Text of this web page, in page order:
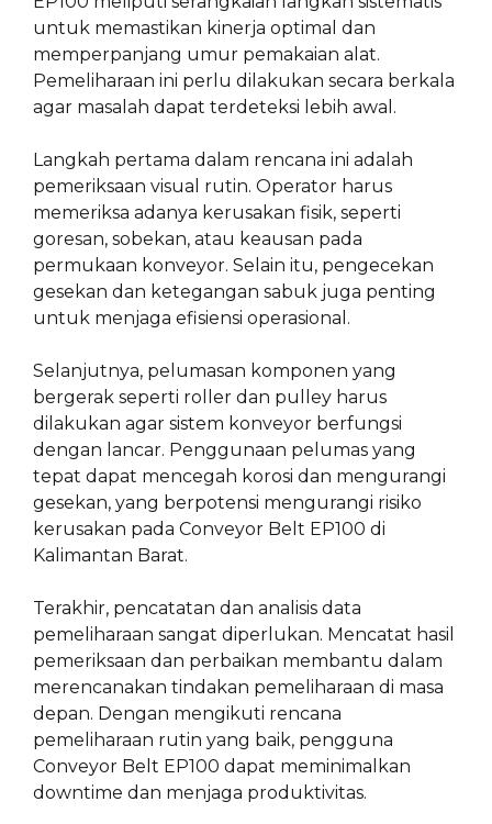
untuk memastikan kinerja optimal dan
memperpanjang umur pemakaian alat.
Pemeliharaan ini perlu dilakukan secara berkala
agar masalah dapat terdeteksi lebih awal.
Langkah pertama dalam rencana ini adalah
pemeriksaan visual rutin. Operator harus
memeriksa adanya kerusakan fisik, seperti
goresan, sobekan, atau keausan pada
permukaan konveyor. Selain itu, pengecekan
gesekan dan ketegangan sabuk juga penting
untuk menjaga efisiensi operasional.
Selanjutnya, pelumasan komponen yang
bergerak seperti roller dan pulley harus
dilakukan agar sistem konveyor berfungsi
dengan lancar. Penggunaan pelumas yang
tepat dapat mencegah korosi dan mengurangi
gesekan, yang berpotensi mengurangi risiko
kerusakan pada Conveyor Belt EP100 di
Kalimantan Barat.
Terakhir, pencatatan dan analisis data
pemeliharaan sangat diperlukan. Mencatat hasil
pemeriksaan dan perbaikan membantu dalam
merencanakan tindakan pemeliharaan di masa
depan. Dengan mengikuti rencana
pemeliharaan rutin yang baik, pengguna
Conveyor Belt EP100 dapat meminimalkan
downtime dan menjaga produktivitas.